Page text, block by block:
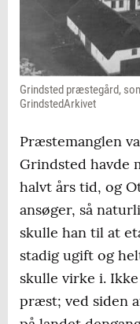
Grindsted præstegård,
GrindstedArkivet
Præstemanglen
Grindsted havde
halvt års tid, og
ansøger, så
skulle han til at
stadig ugift og
skulle virke i.
præst; ved siden